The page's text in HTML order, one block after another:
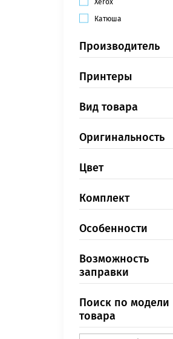
Xerox
Катюша
Производитель
Принтеры
Вид товара
Оригинальность
Цвет
Комплект
Особенности
Возможность
заправки
Поиск по модели
товара